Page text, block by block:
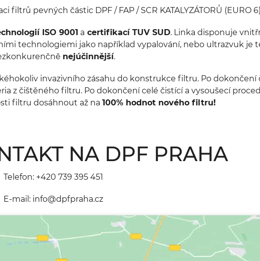
filtrů pevných částic DPF / FAP / SCR KATALYZÁTORŮ (EURO 6)
ISO 9001 a certifikací TUV SUD. Linka disponuje
technologiemi jako například vypalování, nebo ultrazvuk je
nejúčinnější.
invazivního zásahu do konstrukce filtru. Po
z čištěného filtru. Po dokončení celé čistící a vysoušecí
filtru dosáhnout až na 100% hodnot nového filtru!
NA DPF PRAHA
Telefon: +420 739 395 451
E-mail: info@dpfpraha.cz